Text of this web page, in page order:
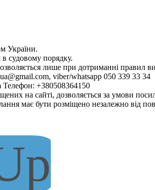
України.
в судовому порядку.
лише при дотриманні правил
viber/whatsapp 050 339 33 34
Телефон: +380508364150
на сайті, дозволяється за умови
має бути розміщено незалежно від